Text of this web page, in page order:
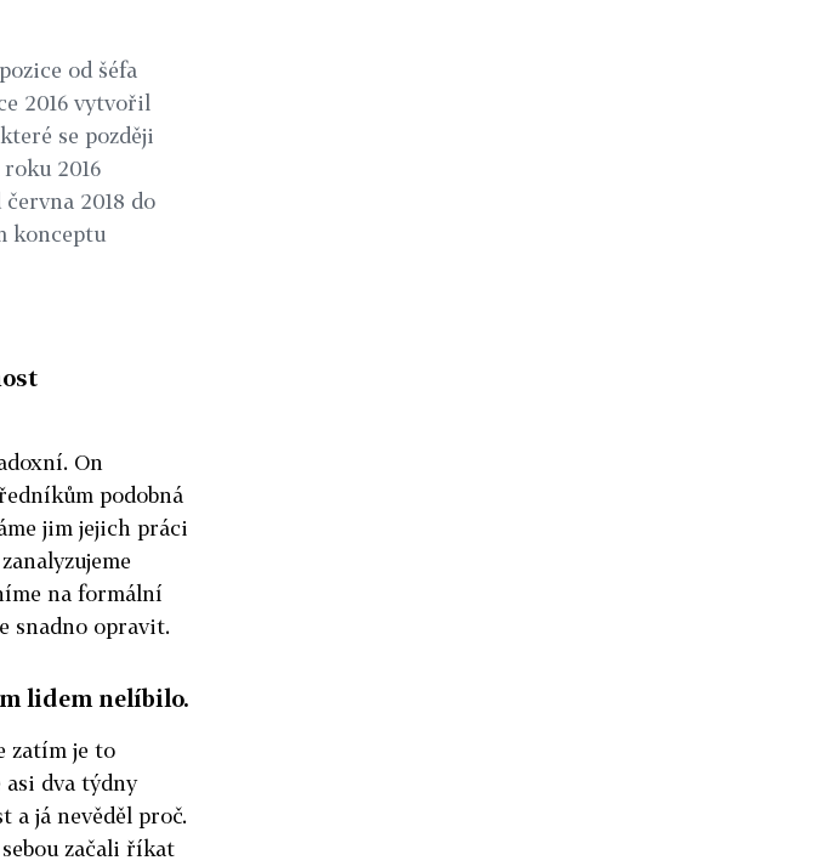
od šéfa
2016 vytvořil
se později
2016
2018 do
konceptu
On
podobná
jim jejich práci
na formální
snadno opravit.
lidem nelíbilo.
zatím je to
asi dva týdny
a já nevěděl proč.
začali říkat